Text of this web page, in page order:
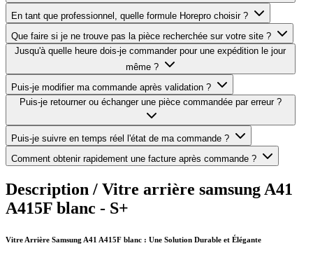
En tant que professionnel, quelle formule Horepro choisir ?
Que faire si je ne trouve pas la pièce recherchée sur votre site ?
Jusqu'à quelle heure dois-je commander pour une expédition le jour
même ?
Puis-je modifier ma commande après validation ?
Puis-je retourner ou échanger une pièce commandée par erreur ?
Puis-je suivre en temps réel l'état de ma commande ?
Comment obtenir rapidement une facture après commande ?
Description / Vitre arrière samsung A41
A415F blanc - S+
Vitre Arrière Samsung A41 A415F blanc : Une Solution Durable et Élégante